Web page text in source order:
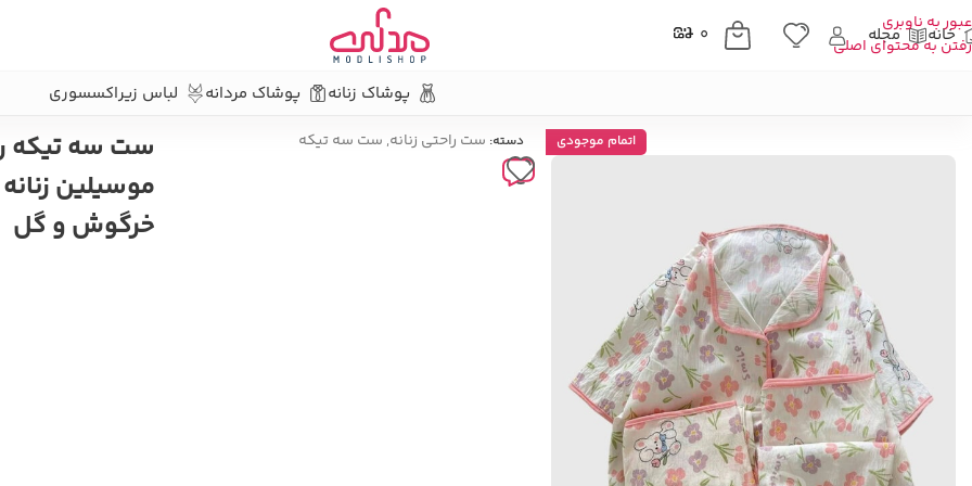
عبور به ناوبری
رفتن به محتوای اصلی
خانه مجله ۰
پوشاک زنانه پوشاک مردانه لباس زیراکسسوری
ست سه تیکه راحتی موسیلین زنانه طرح خرگوش و گل
اتمام موجودی دسته: ست راحتی زنانه, ست سه تیکه
ست سه تیکه
موسیلین
خرگوش و گل